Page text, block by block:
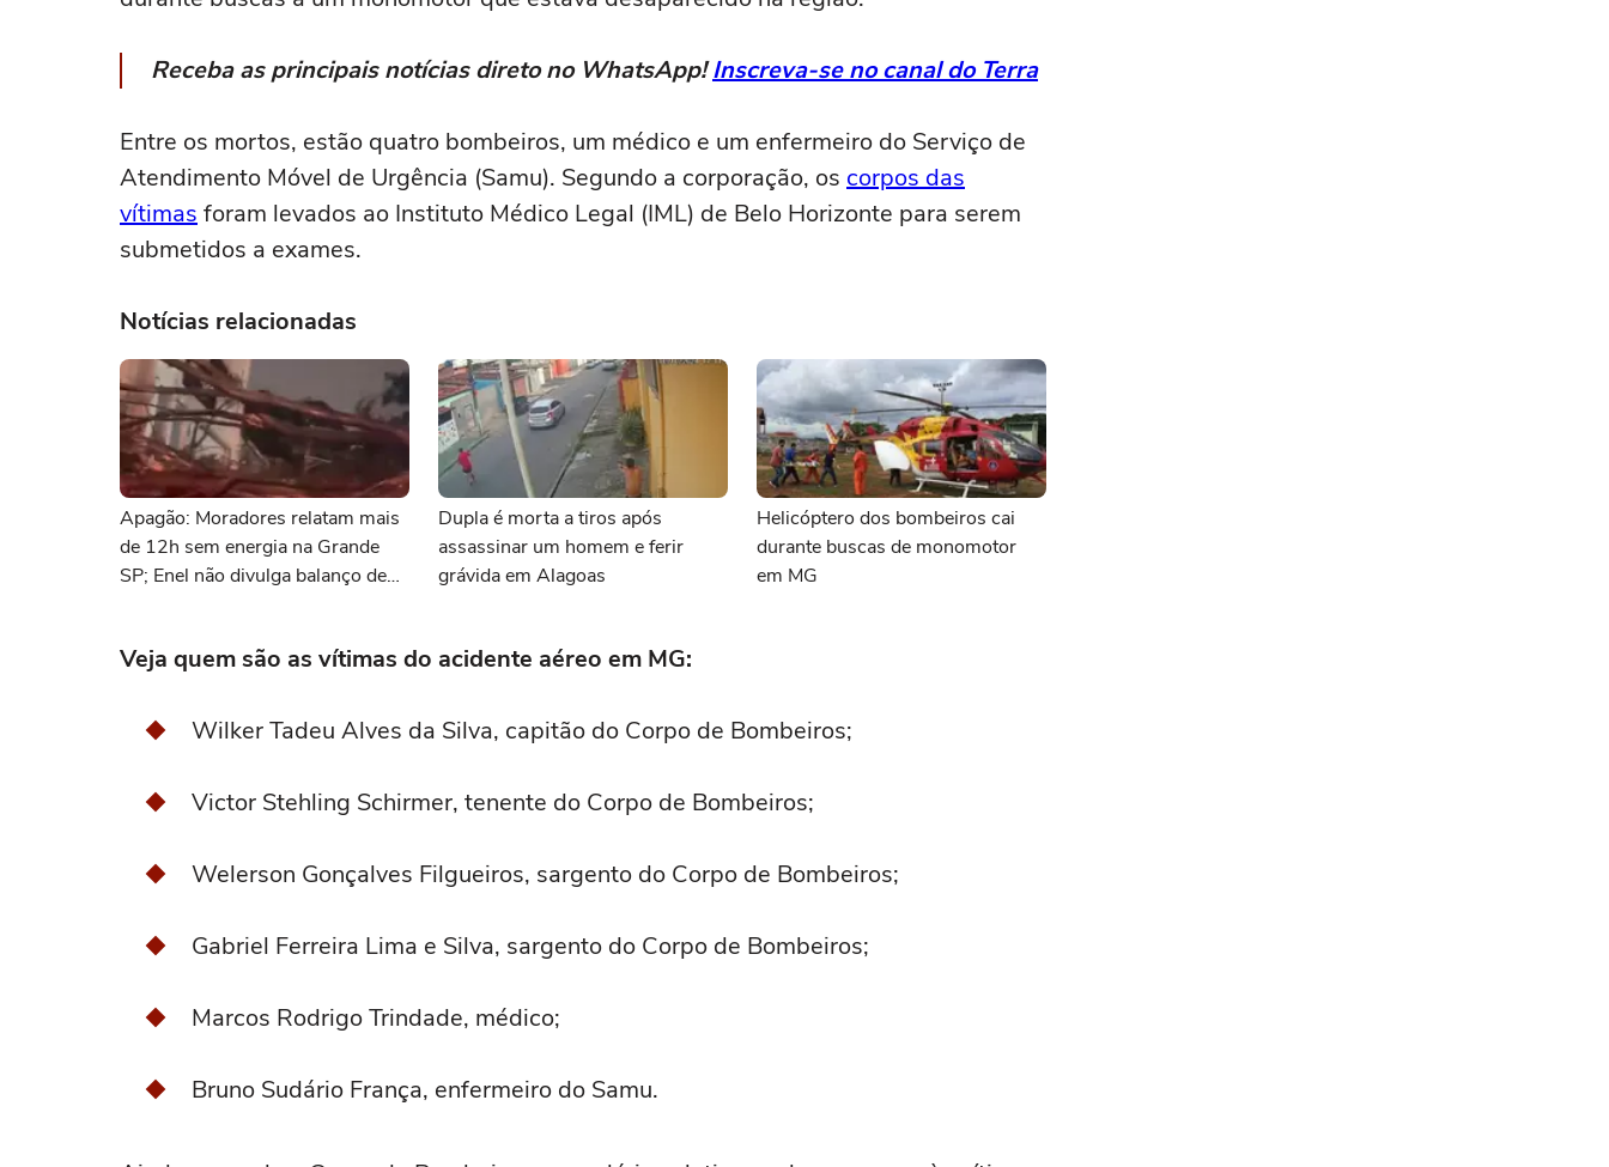
Receba as principais notícias direto no WhatsApp!Inscreva-se no canal do Terra
Entre os mortos, estão quatro bombeiros, um médico e um enfermeiro do Serviço de
Atendimento Móvel de Urgência (Samu). Segundo a corporação, os corpos das
vítimas foram levados ao Instituto Médico Legal (IML) de Belo Horizonte para serem
submetidos a exames.
Notícias relacionadas
Apagão: Moradores relatam mais
de 12h sem energia na Grande
SP; Enel não divulga balanço de
Dupla é morta a tiros após
assassinar um homem e ferir
grávida em Alagoas
Helicóptero dos bombeiros cai
durante buscas de monomotor
em MG
Veja quem são as vítimas do acidente aéreo em MG:
Wilker Tadeu Alves da Silva, capitão do Corpo de Bombeiros;
Victor Stehling Schirmer, tenente do Corpo de Bombeiros;
Welerson Gonçalves Filgueiros, sargento do Corpo de Bombeiros;
Gabriel Ferreira Lima e Silva, sargento do Corpo de Bombeiros;
Marcos Rodrigo Trindade, médico;
Bruno Sudário França, enfermeiro do Samu.